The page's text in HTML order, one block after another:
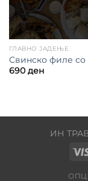
ГЛАВНО ЈАДЕЊЕ
Свинско филе со
690 ден
ИН